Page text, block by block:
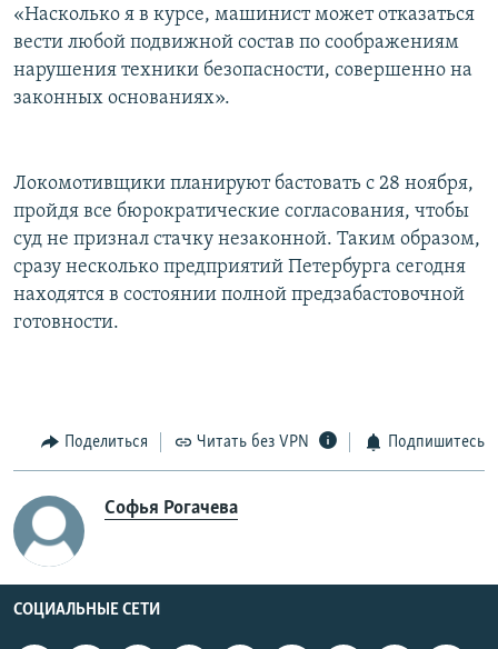
«Насколько я в курсе, машинист может отказаться
вести любой подвижной состав по соображениям
нарушения техники безопасности, совершенно на
законных основаниях».
Локомотивщики планируют бастовать с 28 ноября,
пройдя все бюрократические согласования, чтобы
суд не признал стачку незаконной. Таким образом,
сразу несколько предприятий Петербурга сегодня
находятся в состоянии полной предзабастовочной
готовности.
Поделиться Читать без VPN Подпишитесь
Софья Рогачева
СОЦИАЛЬНЫЕ СЕТИ